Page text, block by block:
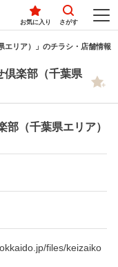
お気に入り さがす
エリア）」のチラシ・店舗情報
倶楽部（千葉県
部（千葉県エリア）
files/keizaiko